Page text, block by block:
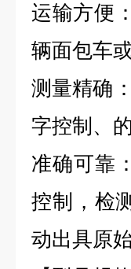
运输方便：
辆面包车
测量精确：
字控制、
准确可靠：
控制，检
动出具原